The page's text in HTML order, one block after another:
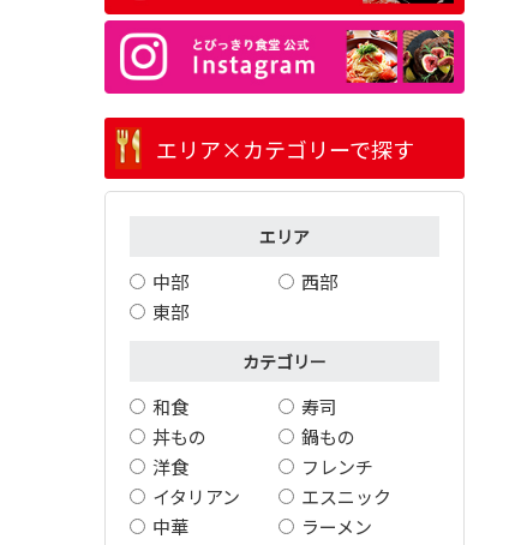
エリア×カテゴリーで探す
エリア
中部
西部
東部
カテゴリー
和食
寿司
丼もの
鍋もの
洋食
フレンチ
イタリアン
エスニック
中華
ラーメン